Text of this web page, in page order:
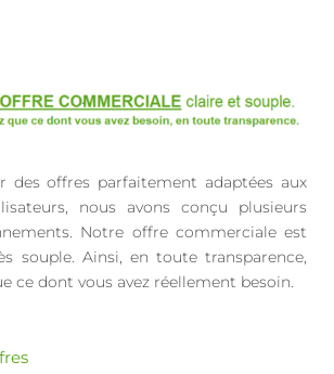
des offres parfaitement adaptées aux
nous avons conçu plusieurs
Notre offre commerciale est
souple. Ainsi, en toute transparence,
ce dont vous avez réellement besoin.